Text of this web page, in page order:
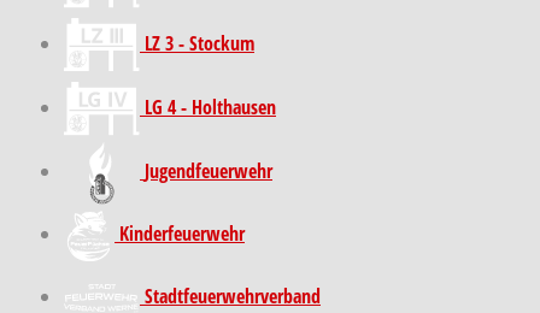
LZ 3 - Stockum
LG 4 - Holthausen
Jugendfeuerwehr
Kinder­feuer­wehr
Stadt­feuer­wehr­verband